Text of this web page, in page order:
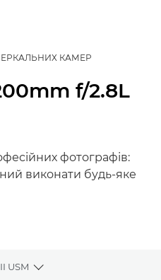
КАМЕР
f/2.8L
фотографів:
виконати будь-яке
USM
Toggle breadcrumbs